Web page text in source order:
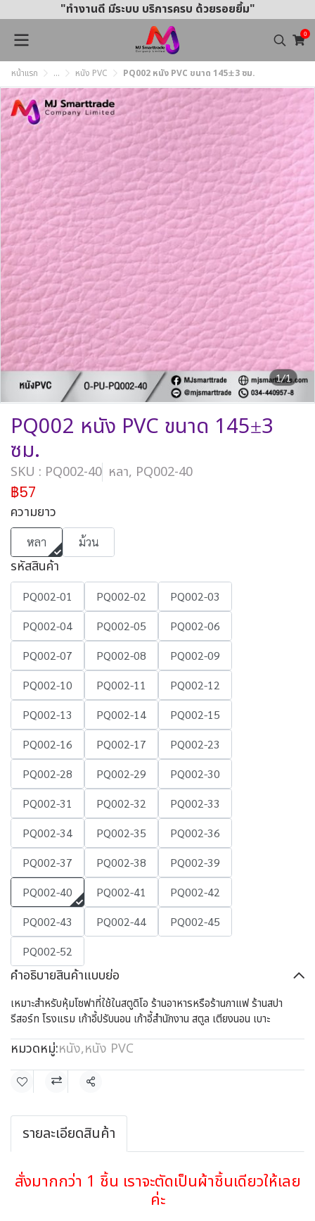
"ทำงานดี มีระบบ บริการครบ ด้วยรอยยิ้ม"
0
หน้าแรก ... หนัง PVC PQ002 หนัง PVC ขนาด 145±3 ซม.
1/1
PQ002 หนัง PVC ขนาด 145±3
ซม.
SKU : PQ002-40 หลา, PQ002-40
฿57
ความยาว
หลา ม้วน
รหัสสินค้า
PQ002-01 PQ002-02
PQ002-03
PQ002-04
PQ002-05
PQ002-06
PQ002-07
PQ002-08
PQ002-09
PQ002-10
PQ002-11
PQ002-12
PQ002-13
PQ002-14
PQ002-15
PQ002-16
PQ002-17
PQ002-23
PQ002-28
PQ002-29
PQ002-30
PQ002-31
PQ002-32
PQ002-33
PQ002-34
PQ002-35
PQ002-36
PQ002-37
PQ002-38
PQ002-39
PQ002-40
PQ002-41
PQ002-42
PQ002-43
PQ002-44
PQ002-45
PQ002-52
คำอธิบายสินค้าแบบย่อ
เหมาะสำหรับหุ้มโซฟาที่ใช้ในสตูดิโอ ร้านอาหารหรือร้านกาแฟ ร้านสปา
รีสอร์ท โรงแรม เก้าอี้ปรับนอน เก้าอี้สำนักงาน สตูล เตียงนอน เบาะ
หมวดหมู่:หนัง,หนัง PVC
แชร์
รายละเอียดสินค้า
สั่งมากกว่า 1 ชิ้น เราจะตัดเป็นผ้าชิ้นเดียวให้เลย
ค่ะ